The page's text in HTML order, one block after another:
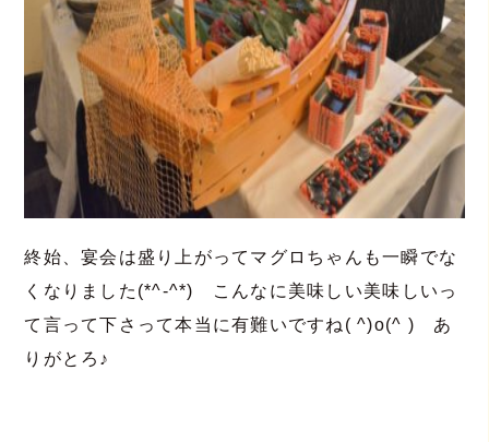
終始、宴会は盛り上がってマグロちゃんも一瞬でな
くなりました(*^-^*) こんなに美味しい美味しいっ
て言って下さって本当に有難いですね( ^)o(^ ) あ
りがとろ♪